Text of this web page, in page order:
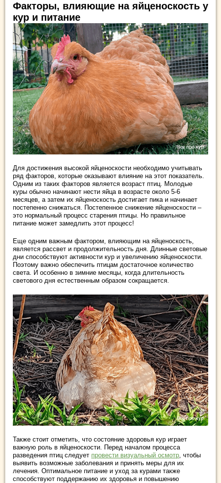
Факторы, влияющие на яйценоскость у
кур и питание
Для достижения высокой яйценоскости необходимо учитывать
ряд факторов, которые оказывают влияние на этот показатель.
Одним из таких факторов является возраст птиц. Молодые
куры обычно начинают нести яйца в возрасте около 5-6
месяцев, а затем их яйценоскость достигает пика и начинает
постепенно снижаться. Постепенное снижение яйценоскости –
это нормальный процесс старения птицы. Но правильное
питание может замедлить этот процесс!
Еще одним важным фактором, влияющим на яйценоскость,
является рассвет и продолжительность дня. Длинные световые
дни способствуют активности кур и увеличению яйценоскости.
Поэтому важно обеспечить птицам достаточное количество
света. И особенно в зимние месяцы, когда длительность
светового дня естественным образом сокращается.
Также стоит отметить, что состояние здоровья кур играет
важную роль в яйценоскости. Перед началом процесса
разведения птиц следует провести визуальный осмотр , чтобы
выявить возможные заболевания и принять меры для их
лечения. Оптимальное питание и уход за курами также
способствуют поддержанию их здоровья и повышению